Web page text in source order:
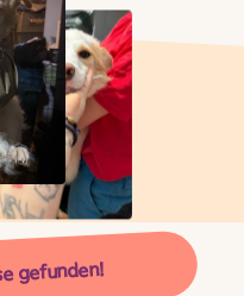
gefunden!